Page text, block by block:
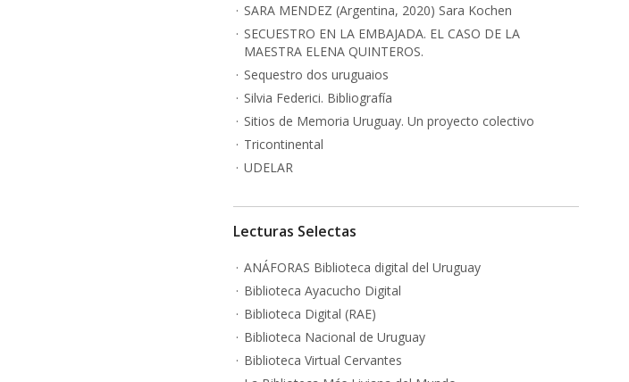
SARA MENDEZ (Argentina, 2020) Sara Kochen
SECUESTRO EN LA EMBAJADA. EL CASO DE LA
MAESTRA ELENA QUINTEROS.
Sequestro dos uruguaios
Silvia Federici. Bibliografía
Sitios de Memoria Uruguay. Un proyecto colectivo
Tricontinental
UDELAR
Lecturas Selectas
ANÁFORAS Biblioteca digital del Uruguay
Biblioteca Ayacucho Digital
Biblioteca Digital (RAE)
Biblioteca Nacional de Uruguay
Biblioteca Virtual Cervantes